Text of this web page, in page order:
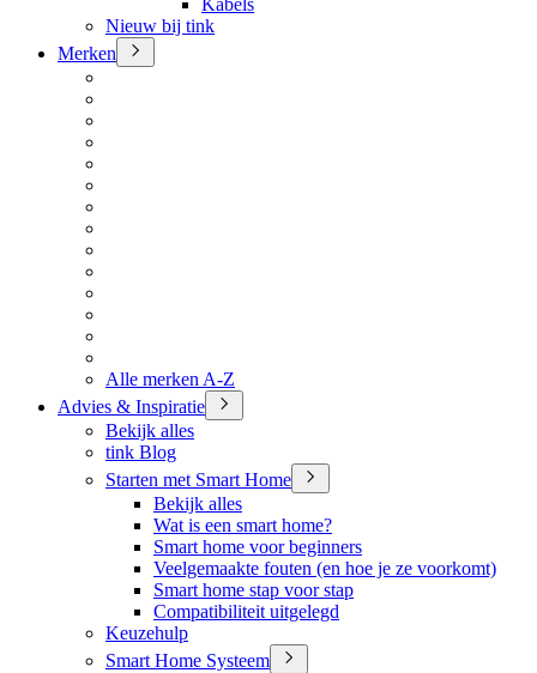
Kabels
Nieuw bij tink
Merken
Alle merken A-Z
Advies & Inspiratie
Bekijk alles
tink Blog
Starten met Smart Home
Bekijk alles
Wat is een smart home?
Smart home voor beginners
Veelgemaakte fouten (en hoe je ze voorkomt)
Smart home stap voor stap
Compatibiliteit uitgelegd
Keuzehulp
Smart Home Systeem